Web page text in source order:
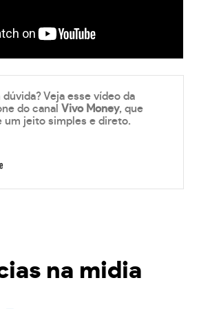
Veja esse vídeo da
do canalVivo Money, que
um jeito simples e direto.
na midia